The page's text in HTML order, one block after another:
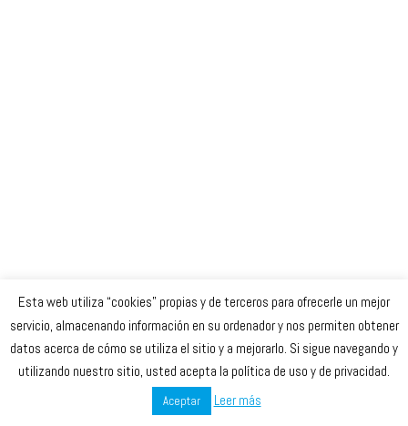
Celta Baloncesto Femenino. 2023
secretaria@celtabaloncesto.com
Esta web utiliza “cookies” propias y de terceros para ofrecerle un mejor
servicio, almacenando información en su ordenador y nos permiten obtener
datos acerca de cómo se utiliza el sitio y a mejorarlo. Si sigue navegando y
utilizando nuestro sitio, usted acepta la política de uso y de privacidad.
Aceptar Leer más